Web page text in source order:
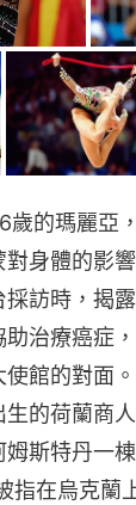
歲的瑪麗亞
身體的影
訪時，揭
治療癌症
館的對面
生的荷蘭商
斯特丹一
指在烏克蘭